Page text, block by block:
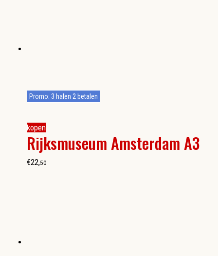
kopen
Rijksmuseum Amsterdam A3
Promo: 3 halen 2 betalen
€22,50